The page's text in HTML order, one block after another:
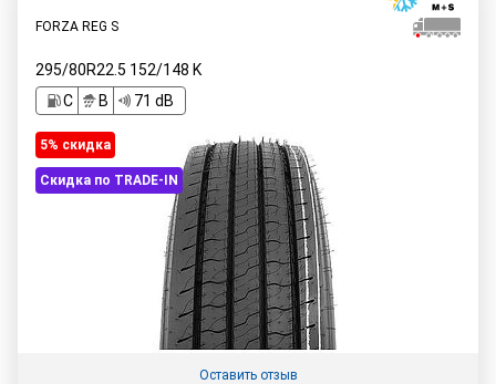
FORZA REG S
295/80R22.5 152/148 K
C
B 71 dB
5% cкидка
Скидка по TRADE-IN
Оставить отзыв